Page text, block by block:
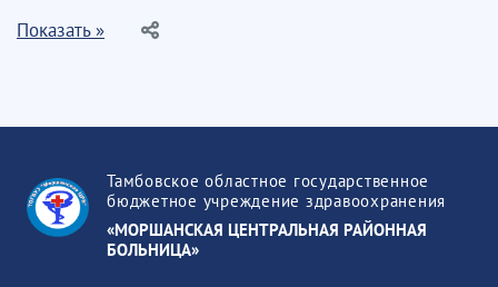
Показать »
Тамбовское областное государственное
бюджетное учреждение здравоохранения
«МОРШАНСКАЯ ЦЕНТРАЛЬНАЯ РАЙОННАЯ
БОЛЬНИЦА»